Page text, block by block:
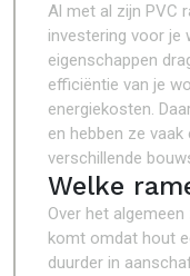
Al met al zijn PVC
investering voor je
eigenschappen
efficiëntie van je
energiekosten.
en hebben ze
verschillende
Welke
Over het
komt omdat hout
duurder in